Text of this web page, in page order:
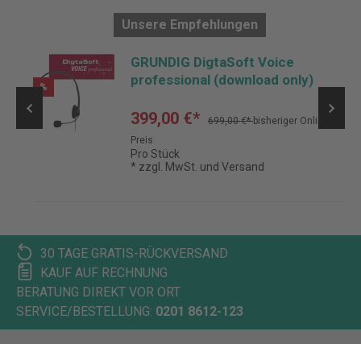
Unsere Empfehlungen
%
GRUNDIG DigtaSoft Voice
professional (download only)
399,00 €* 699,00 €*bisheriger Online-
Preis
Pro Stück
* zzgl. MwSt. und Versand
30 TAGE GRATIS-RÜCKVERSAND
KAUF AUF RECHNUNG
BERATUNG DIREKT VOR ORT
SERVICE/BESTELLUNG: 0201 8612-123